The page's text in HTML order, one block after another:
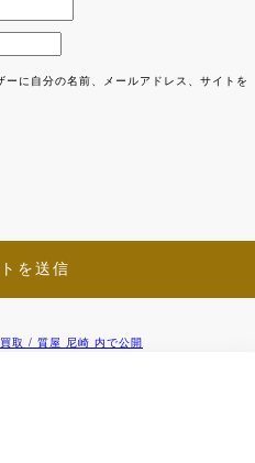
に自分の名前、メールアドレス、サイトを
取 / 質屋 尼崎 内で公開